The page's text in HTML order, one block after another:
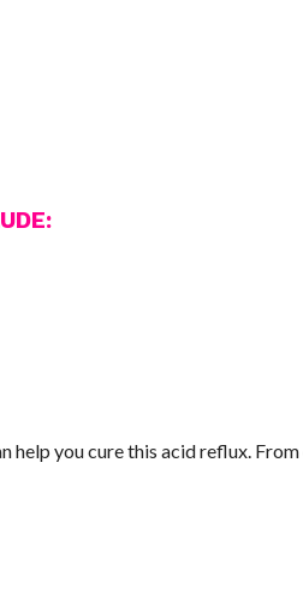
help you cure this acid reflux.